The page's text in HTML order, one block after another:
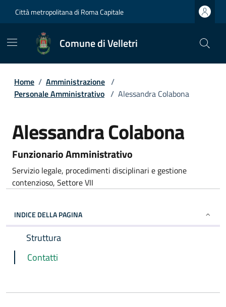
Città metropolitana di Roma Capitale
Comune di Velletri
Home / Amministrazione /
Personale Amministrativo / Alessandra Colabona
Alessandra Colabona
Funzionario Amministrativo
Servizio legale, procedimenti disciplinari e gestione
contenzioso, Settore VII
INDICE DELLA PAGINA
Struttura
Contatti